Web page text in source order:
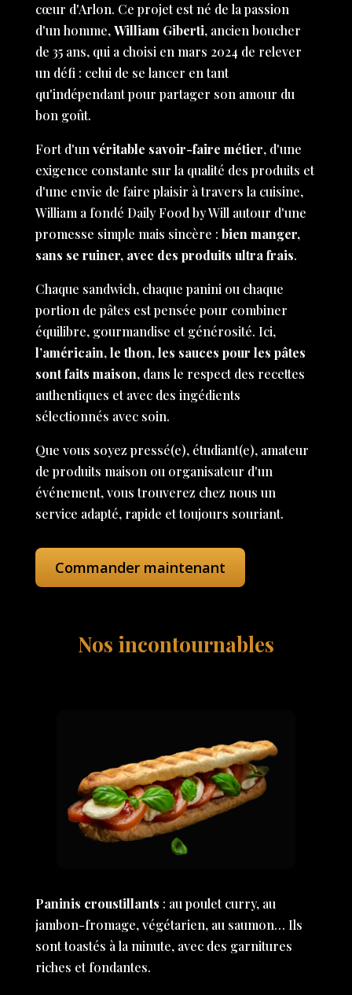
cœur d'Arlon. Ce projet est né de la passion
d'un homme,William Giberti, ancien boucher
de 35 ans, qui a choisi en mars 2024 de relever
un défi : celui de se lancer en tant
qu'indépendant pour partager son amour du
bon goût.
Fort d'unvéritable savoir-faire métier, d'une
exigence constante sur la qualité des produits et
d'une envie de faire plaisir à travers la cuisine,
William a fondé Daily Food by Will autour d'une
promesse simple mais sincère : bien manger,
sans se ruiner, avec des produits ultra frais.
Chaque sandwich, chaque panini ou chaque
portion de pâtes est pensée pour combiner
équilibre, gourmandise et générosité. Ici,
l’américain, le thon, les sauces pour les pâtes
sont faits maison, dans le respect des recettes
authentiques et avec des ingédients
sélectionnés avec soin.
Que vous soyez pressé(e), étudiant(e), amateur
de produits maison ou organisateur d'un
événement, vous trouverez chez nous un
service adapté, rapide et toujours souriant.
Commander maintenant
Nos incontournables
Paninis croustillants : au poulet curry, au
jambon-fromage, végétarien, au saumon… Ils
sont toastés à la minute, avec des garnitures
riches et fondantes.